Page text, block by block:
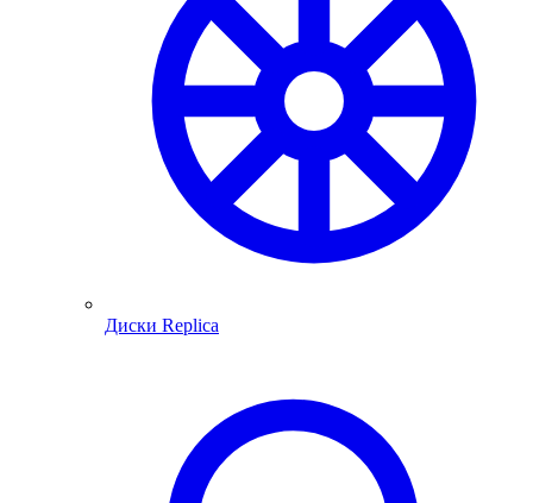
Диски Replica